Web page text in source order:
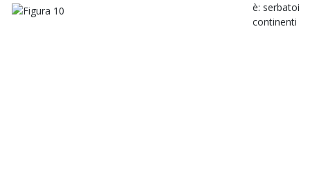
è: serbatoi
continenti